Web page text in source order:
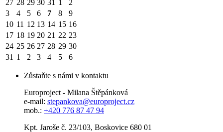
27 28 29 30 31 1
2
3
4 5 6 7 8
9
10 11 12 13 14 15 16
17 18 19 20 21 22 23
24 25 26 27 28 29 30
31 1 2 3 4 5 6
Zůstaňte s námi v kontaktu
Europroject - Milana Štěpánková
e-mail: stepankova@europroject.cz
mob.: +420 776 87 47 94
Kpt. Jaroše č. 23/103, Boskovice 680 01